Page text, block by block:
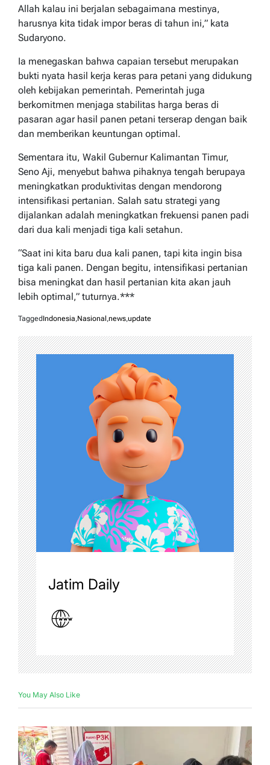
Allah kalau ini berjalan sebagaimana mestinya,
harusnya kita tidak impor beras di tahun ini,” kata
Sudaryono.
Ia menegaskan bahwa capaian tersebut merupakan
bukti nyata hasil kerja keras para petani yang didukung
oleh kebijakan pemerintah. Pemerintah juga
berkomitmen menjaga stabilitas harga beras di
pasaran agar hasil panen petani terserap dengan baik
dan memberikan keuntungan optimal.
Sementara itu, Wakil Gubernur Kalimantan Timur,
Seno Aji, menyebut bahwa pihaknya tengah berupaya
meningkatkan produktivitas dengan mendorong
intensifikasi pertanian. Salah satu strategi yang
dijalankan adalah meningkatkan frekuensi panen padi
dari dua kali menjadi tiga kali setahun.
“Saat ini kita baru dua kali panen, tapi kita ingin bisa
tiga kali panen. Dengan begitu, intensifikasi pertanian
bisa meningkat dan hasil pertanian kita akan jauh
lebih optimal,” tuturnya.***
TaggedIndonesia,Nasional,news,update
Jatim Daily
You May Also Like